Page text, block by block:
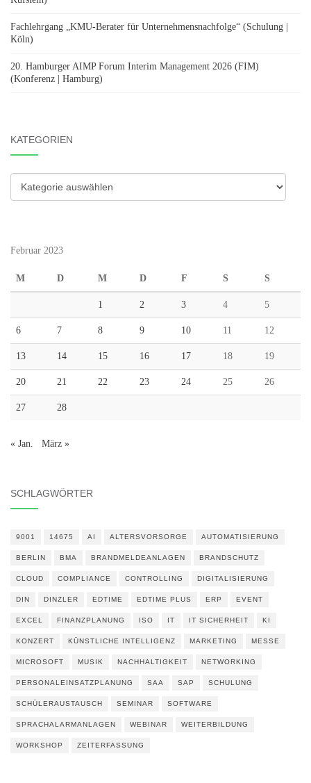
Fachlehrgang „KMU-Berater für Unternehmensnachfolge“ (Schulung |
Köln)
20. Hamburger AIMP Forum Interim Management 2026 (FIM)
(Konferenz | Hamburg)
KATEGORIEN
Kategorien
Februar 2023
M D M D F S S
1 2 3 4 5
6 7 8 9 10 11 12
13 14 15 16 17 18 19
20 21 22 23 24 25 26
27 28
« Jan. März »
SCHLAGWÖRTER
9001 14675 AI ALTERSVORSORGE AUTOMATISIERUNG
BERLIN BMA BRANDMELDEANLAGEN BRANDSCHUTZ
CLOUD COMPLIANCE CONTROLLING DIGITALISIERUNG
DIN DINZLER EDTIME EDTIME PLUS ERP EVENT
EXCEL FINANZPLANUNG ISO IT IT SICHERHEIT KI
KONZERT KÜNSTLICHE INTELLIGENZ MARKETING MESSE
MICROSOFT MUSIK NACHHALTIGKEIT NETWORKING
PERSONALEINSATZPLANUNG SAA SAP SCHULUNG
SCHÜLERAUSTAUSCH SEMINAR SOFTWARE
SPRACHALARMANLAGEN WEBINAR WEITERBILDUNG
WORKSHOP ZEITERFASSUNG